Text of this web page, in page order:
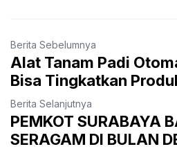
Berita Sebelumnya
Alat Tanam Padi
Bisa Tingkatkan
Berita Selanjutnya
PEMKOT SURABAYA
SERAGAM DI BULAN